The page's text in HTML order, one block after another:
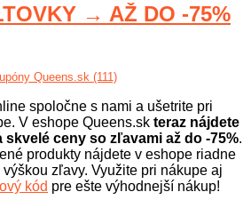
→ AŽ DO -75%
Queens.sk (111)
spoločne s nami a ušetrite pri
V eshope Queens.sk teraz nájdete
ceny so zľavami až do -75%.
produkty nájdete v eshope riadne
zľavy. Využite pri nákupe aj
kód pre ešte výhodnejší nákup!